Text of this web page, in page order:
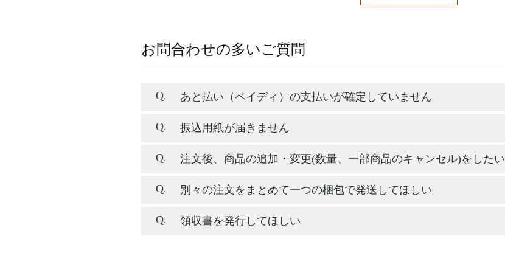
お問合わせの多いご質問
あと払い（ペイディ）の支払いが確定していません
振込用紙が届きません
注文後、商品の追加・変更(数量、一部商品のキャンセル)をしたい
別々の注文をまとめて一つの梱包で発送してほしい
領収書を発行してほしい